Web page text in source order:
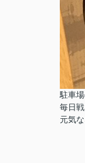
駐車
毎日戦
元気な